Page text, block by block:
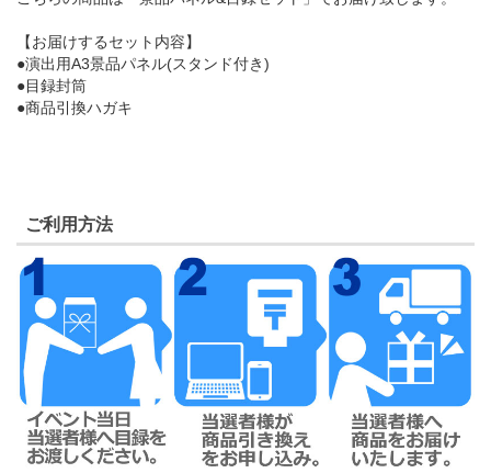
【お届けするセット内容】
●演出用A3景品パネル(スタンド付き)
●目録封筒
●商品引換ハガキ
ご利用方法